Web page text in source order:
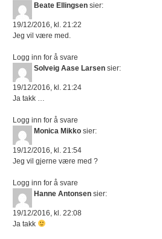
Beate Ellingsen sier:
19/12/2016, kl. 21:22
Jeg vil være med.
Logg inn for å svare
Solveig Aase Larsen sier:
19/12/2016, kl. 21:24
Ja takk …
Logg inn for å svare
Monica Mikko sier:
19/12/2016, kl. 21:54
Jeg vil gjerne være med ?
Logg inn for å svare
Hanne Antonsen sier:
19/12/2016, kl. 22:08
Ja takk